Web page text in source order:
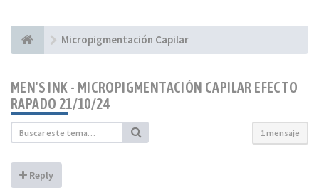
Micropigmentación Capilar
MEN'S INK - MICROPIGMENTACIÓN CAPILAR EFECTO
RAPADO 21/10/24
1 mensaje
Reply